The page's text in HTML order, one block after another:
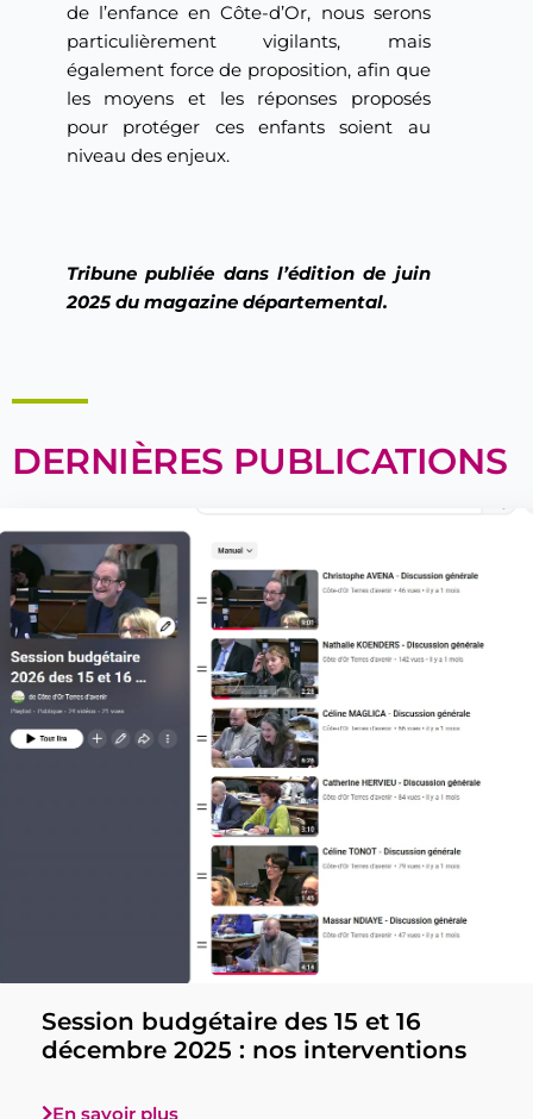
de l’enfance en Côte-d’Or, nous serons
particulièrement vigilants, mais
également force de proposition, afin que
les moyens et les réponses proposés
pour protéger ces enfants soient au
niveau des enjeux.
Tribune publiée dans l’édition de juin
2025 du magazine départemental.
DERNIÈRES PUBLICATIONS
Session budgétaire des 15 et 16
décembre 2025 : nos interventions
En savoir plus